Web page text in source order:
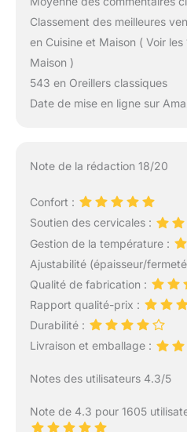
Classement des meilleures
en Cuisine et Maison ( Voir
Maison )
543 en Oreillers classiques
Date de mise en ligne sur
Note de la rédaction 18/20
Confort :
Soutien des cervicales :
Gestion de la température :
Ajustabilité (épaisseur/
Qualité de fabrication :
Rapport qualité-prix :
Durabilité :
Livraison et emballage :
Notes des utilisateurs 4.3/5
Note de 4.3 pour 1605